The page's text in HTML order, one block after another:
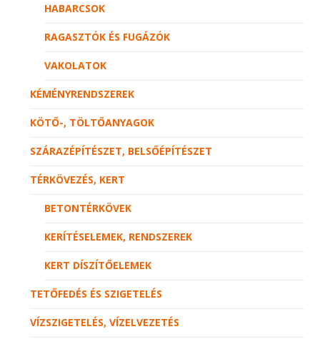
HABARCSOK
RAGASZTÓK ÉS FUGÁZÓK
VAKOLATOK
KÉMÉNYRENDSZEREK
KÖTŐ-, TÖLTŐANYAGOK
SZÁRAZÉPÍTÉSZET, BELSŐÉPÍTÉSZET
TÉRKÖVEZÉS, KERT
BETONTÉRKÖVEK
KERÍTÉSELEMEK, RENDSZEREK
KERT DÍSZÍTŐELEMEK
TETŐFEDÉS ÉS SZIGETELÉS
VÍZSZIGETELÉS, VÍZELVEZETÉS